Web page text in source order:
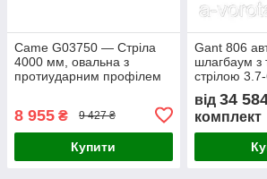
Came G03750 — Стріла
4000 мм, овальна з
протиударним профілем
8 955 ₴ 9 427 ₴
Купити
Gant 806
шлагбаум з
стрілою
від 34
комплект